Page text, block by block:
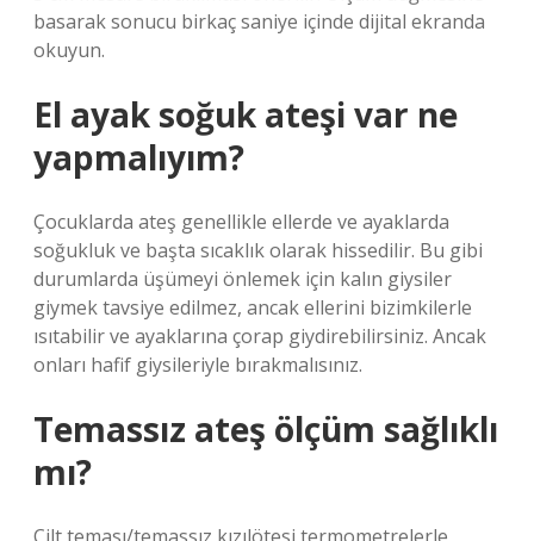
basarak sonucu birkaç saniye içinde dijital ekranda
okuyun.
El ayak soğuk ateşi var ne
yapmalıyım?
Çocuklarda ateş genellikle ellerde ve ayaklarda
soğukluk ve başta sıcaklık olarak hissedilir. Bu gibi
durumlarda üşümeyi önlemek için kalın giysiler
giymek tavsiye edilmez, ancak ellerini bizimkilerle
ısıtabilir ve ayaklarına çorap giydirebilirsiniz. Ancak
onları hafif giysileriyle bırakmalısınız.
Temassız ateş ölçüm sağlıklı
mı?